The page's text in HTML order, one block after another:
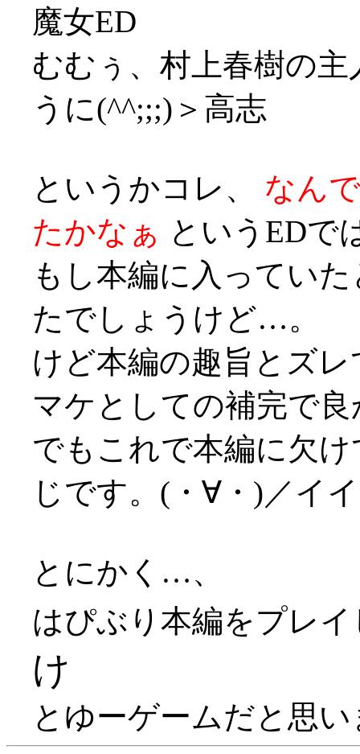
魔女ED
むむぅ、村上春樹の
うに(^^;;;)＞高志
というかコレ、 なん
たかなぁ というEDで
もし本編に入ってい
たでしょうけど…。
けど本編の趣旨とズ
マケとしての補完で
でもこれで本編に欠
じです。(・∀・)／イ
とにかく…、
はぴぶり本編をプレ
け
とゆーゲームだと思